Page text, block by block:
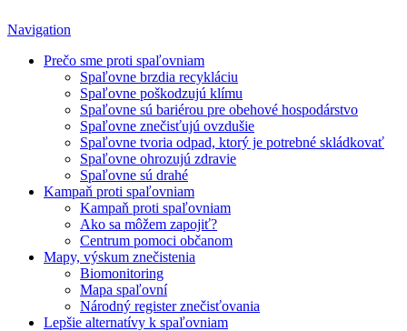
Navigation
Prečo sme proti spaľovniam
Spaľovne brzdia recykláciu
Spaľovne poškodzujú klímu
Spaľovne sú bariérou pre obehové hospodárstvo
Spaľovne znečisťujú ovzdušie
Spaľovne tvoria odpad, ktorý je potrebné skládkovať
Spaľovne ohrozujú zdravie
Spaľovne sú drahé
Kampaň proti spaľovniam
Kampaň proti spaľovniam
Ako sa môžem zapojiť?
Centrum pomoci občanom
Mapy, výskum znečistenia
Biomonitoring
Mapa spaľovní
Národný register znečisťovania
Lepšie alternatívy k spaľovniam